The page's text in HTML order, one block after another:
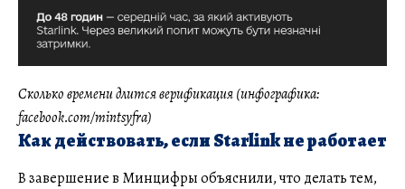
Сколько времени длится верификация (инфографика:
facebook.com/mintsyfra)
Как действовать, если Starlink не работает
В завершение в Минцифры объяснили, что делать тем,